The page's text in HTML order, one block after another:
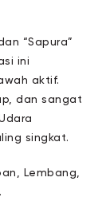
“Sapura”
ini
aktif.
dan sangat
singkat.
Lembang,